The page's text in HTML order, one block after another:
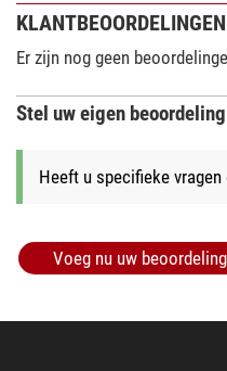
KLANTBEOORDELINGEN
Er zijn nog geen
Stel uw eigen
Heeft u specifieke
Voeg nu uw